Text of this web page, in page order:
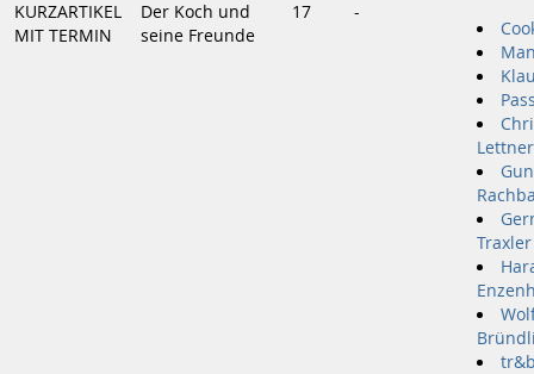
KURZARTIKEL
MIT TERMIN
Der Koch und
seine Freunde
17 -
Lettner
Traxler